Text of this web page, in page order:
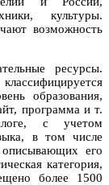
культуры.
возможность
ресурсы.
образования,
программа и т.
с учетом
в том числе
его
категория,
более 1500